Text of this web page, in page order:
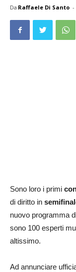
Da Raffaele Di Santo -
Sono loro i primi
di diritto in
nuovo programma
sono 100 esperti
altissimo.
Ad annunciare